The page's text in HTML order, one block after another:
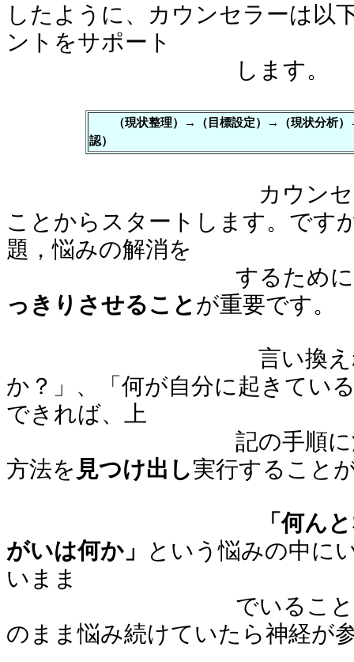
したように、カウンセラーは以
ントをサポート
します。
（現状整理）→（目標設定）→（現状分析）
認）
カウンセリングは
ことからスタートします。です
題，悩みの解消を
するためには
っきりさせることが重要です。
言い換えれば、「
か？」、「何が自分に起きてい
できれば、上
記の手順に沿って、
方法を 見つけ出し実行すること
「何ん
がいは何か」
という悩みの中に
いまま
でいることが、要
のまま悩み続けていたら神経が